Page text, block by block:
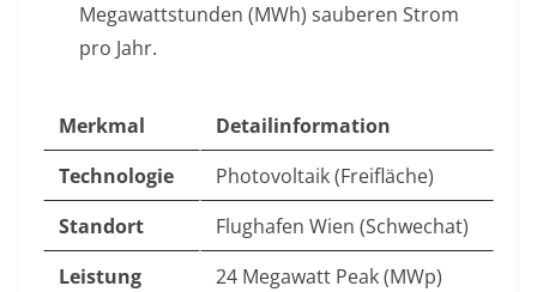
Megawattstunden (MWh) sauberen Strom
pro Jahr.
Merkmal
Detailinformation
Technologie
Photovoltaik (Freifläche)
Standort
Flughafen Wien (Schwechat)
Leistung
24 Megawatt Peak (MWp)